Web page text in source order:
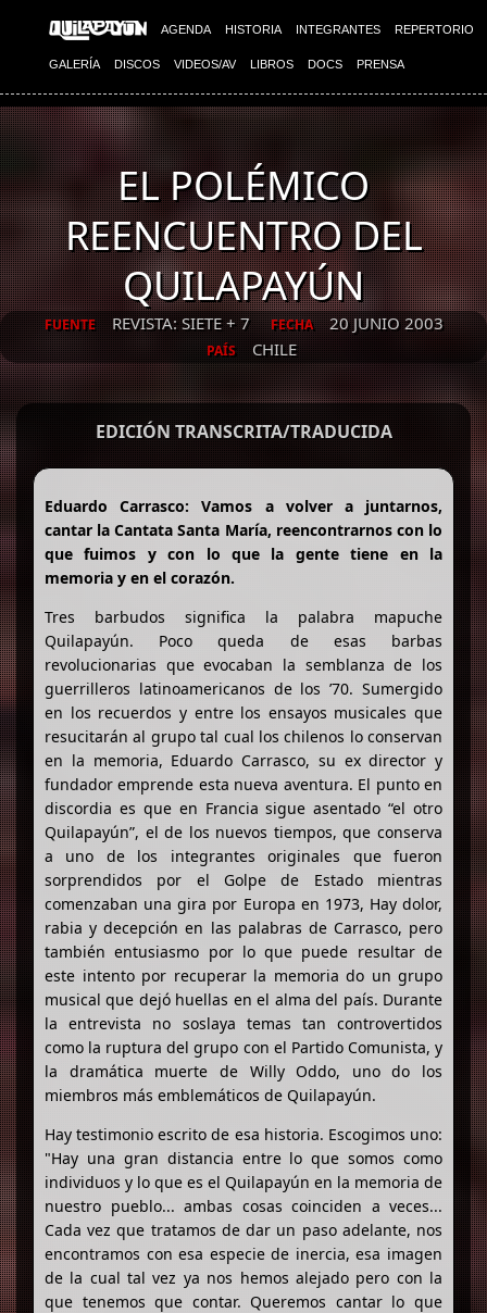
AGENDA HISTORIA INTEGRANTES REPERTORIO
GALERÍA DISCOS VIDEOS/AV LIBROS DOCS PRENSA
EL POLÉMICO
REENCUENTRO DEL
QUILAPAYÚN
FUENTE REVISTA: SIETE + 7 FECHA 20 JUNIO 2003
PAÍS CHILE
EDICIÓN TRANSCRITA/TRADUCIDA
Eduardo Carrasco: Vamos a volver a juntarnos,
cantar la Cantata Santa María, reencontrarnos con lo
que fuimos y con lo que la gente tiene en la
memoria y en el corazón.
Tres barbudos significa la palabra mapuche
Quilapayún. Poco queda de esas barbas
revolucionarias que evocaban la semblanza de los
guerrilleros latinoamericanos de los ’70. Sumergido
en los recuerdos y entre los ensayos musicales que
resucitarán al grupo tal cual los chilenos lo conservan
en la memoria, Eduardo Carrasco, su ex director y
fundador emprende esta nueva aventura. El punto en
discordia es que en Francia sigue asentado “el otro
Quilapayún”, el de los nuevos tiempos, que conserva
a uno de los integrantes originales que fueron
sorprendidos por el Golpe de Estado mientras
comenzaban una gira por Europa en 1973, Hay dolor,
rabia y decepción en las palabras de Carrasco, pero
también entusiasmo por lo que puede resultar de
este intento por recuperar la memoria do un grupo
musical que dejó huellas en el alma del país. Durante
la entrevista no soslaya temas tan controvertidos
como la ruptura del grupo con el Partido Comunista, y
la dramática muerte de Willy Oddo, uno do los
miembros más emblemáticos de Quilapayún.
Hay testimonio escrito de esa historia. Escogimos uno:
"Hay una gran distancia entre lo que somos como
individuos y lo que es el Quilapayún en la memoria de
nuestro pueblo... ambas cosas coinciden a veces...
Cada vez que tratamos de dar un paso adelante, nos
encontramos con esa especie de inercia, esa imagen
de la cual tal vez ya nos hemos alejado pero con la
que tenemos que contar. Queremos cantar lo que